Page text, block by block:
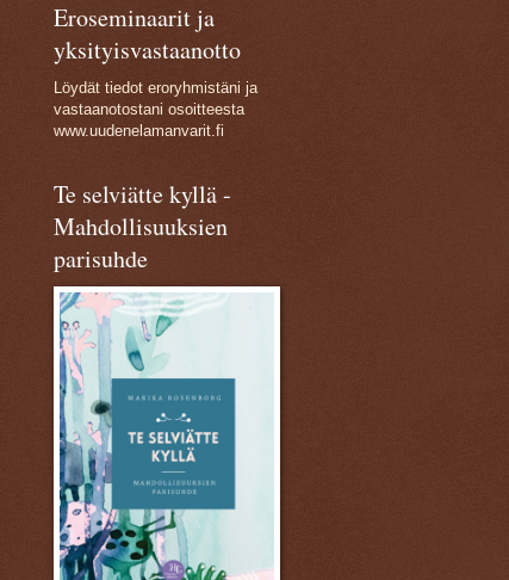
Eroseminaarit ja
yksityisvastaanotto
Löydät tiedot eroryhmistäni ja
vastaanotostani osoitteesta
www.uudenelamanvarit.fi
Te selviätte kyllä -
Mahdollisuuksien
parisuhde